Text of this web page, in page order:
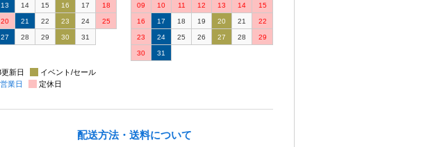
13 14 15 16 17 18
20 21 22 23 24 25
27 28 29 30 31
09 10 11 12 13 14 15
16 17 18 19 20 21 22
23 24 25 26 27 28 29
30 31
新日
イベント/セール
業日
定休日
配送方法・送料について